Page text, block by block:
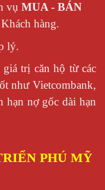
vụ MUA - BÁN
hàng.
lý.
trị căn hộ từ các
như Vietcombank,
hạn nợ gốc dài hạn
PHÚ MỸ